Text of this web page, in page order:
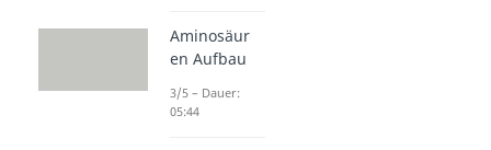
Aminosäur
en Aufbau
3/5 – Dauer:
05:44